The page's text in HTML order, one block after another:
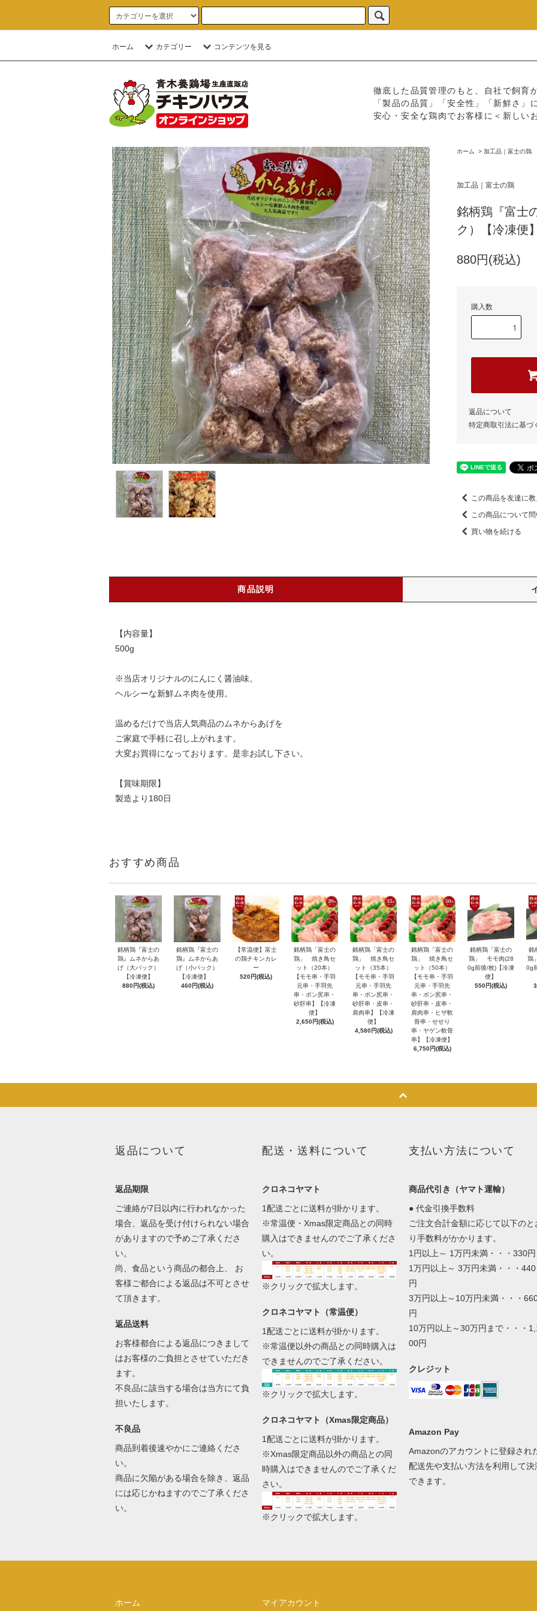
ホーム カテゴリー コンテンツを見る
徹底した品質管理のもと、自社で飼育
「製品の品質」「安全性」「新鮮さ」
安心・安全な鶏肉でお客様に＜新しい
ホーム > 加工品｜富士の鶏
加工品｜富士の鶏
銘柄鶏『富士
ク）【冷凍便
880円(税込)
購入数
返品について
特定商取引法に基づ
この商品を友達に
この商品について
買い物を続ける
商品説明
【内容量】
500g
※当店オリジナルのにんにく醤油味。
ヘルシーな新鮮ムネ肉を使用。
温めるだけで当店人気商品のムネからあげを
ご家庭で手軽に召し上がれます。
大変お買得になっております。是非お試し下さい。
【賞味期限】
製造より180日
おすすめ商品
銘柄鶏『富士の
鶏』ムネからあ
げ（大パック）
【冷凍便】
880円(税込)
銘柄鶏『富士の
鶏』ムネからあ
げ（小パック）
【冷凍便】
460円(税込)
【常温便】富士
の鶏チキンカレ
ー
520円(税込)
銘柄鶏「富士の
鶏」 焼き鳥セ
ット（20本）
【モモ串・手羽
元串・手羽先
串・ボン尻串・
砂肝串】【冷凍
便】
2,650円(税込)
銘柄鶏「富士の
鶏」 焼き鳥セ
ット（35本）
【モモ串・手羽
元串・手羽先
串・ボン尻串・
砂肝串・皮串・
肩肉串】【冷凍
便】
4,580円(税込)
銘柄鶏「富士の
鶏」 焼き鳥セ
ット（50本）
【モモ串・手羽
元串・手羽先
串・ボン尻串・
砂肝串・皮串・
肩肉串・ヒザ軟
骨串・せせり
串・ヤゲン軟骨
串】【冷凍便】
6,750円(税込)
銘柄鶏「富士の
鶏」 モモ肉(28
0g前後/枚)【冷凍
便】
550円(税込)
銘
鶏
0g
返品について
返品期限
ご連絡が7日以内に行われなかった
場合、返品を受け付けられない場合
がありますので予めご了承くださ
い。
尚、食品という商品の都合上、 お
客様ご都合による返品は不可とさせ
て頂きます。
返品送料
お客様都合による返品につきまして
はお客様のご負担とさせていただき
ます。
不良品に該当する場合は当方にて負
担いたします。
不良品
商品到着後速やかにご連絡くださ
い。
商品に欠陥がある場合を除き、返品
には応じかねますのでご了承くださ
い。
配送・送料について
クロネコヤマト
1配送ごとに送料が掛かります。
※常温便・Xmas限定商品との同時
購入はできませんのでご了承くださ
い。
※クリックで拡大します。
クロネコヤマト（常温便）
1配送ごとに送料が掛かります。
※常温便以外の商品との同時購入は
できませんのでご了承ください。
※クリックで拡大します。
クロネコヤマト（Xmas限定商品）
1配送ごとに送料が掛かります。
※Xmas限定商品以外の商品との同
時購入はできませんのでご了承くだ
さい。
※クリックで拡大します。
支払い方法について
商品代引き（ヤマト運輸）
● 代金引換手数料
ご注文合計金額に応じて以下のと
り手数料がかかります。
1円以上～ 1万円未満・・・330円
1万円以上～ 3万円未満・・・440
円
3万円以上～10万円未満・・・
円
10万円以上～30万円まで・・・
00円
クレジット
Amazon Pay
Amazonのアカウントに登録され
配送先や支払い方法を利用して決
できます。
ホーム マイアカウント